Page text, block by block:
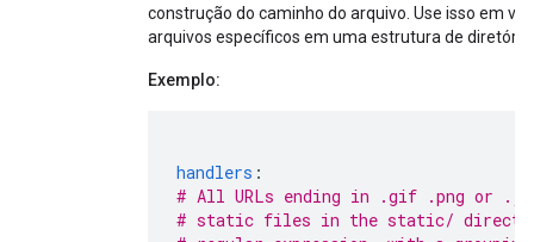
construção do caminho do arquivo. Use isso em
arquivos específicos em uma estrutura de
Exemplo:
handlers :
# All URLs ending in .gif .png or
# static files in the static/